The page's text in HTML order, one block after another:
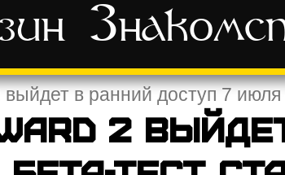
в ранний доступ 7
2